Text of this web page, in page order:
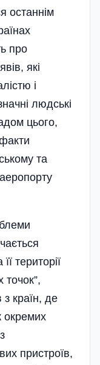
останнім
про
які
і
людські
цього,
та
території
точок”,
з країн, де
окремих
пристроїв,